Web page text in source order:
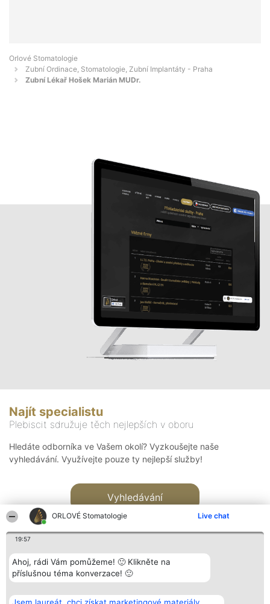
ORLOVÉ Stomatologie Live chat
19:57
Ahoj, rádi Vám pomůžeme! 🙂 Klikněte na
příslušnou téma konverzace! 🙂
Orlové Stomatologie
Zubní Ordinace, Stomatologie, Zubní Implantáty - Praha
Zubní Lékař Hošek Marián MUDr.
Najít specialistu
Plebiscit sdružuje těch nejlepších v oboru
Hledáte odborníka ve Vašem okolí? Vyzkoušejte naše
vyhledávání. Využívejte pouze ty nejlepší služby!
Vyhledávání
Bright Side Solutions sp. z o.
Vítězové
Kontakt